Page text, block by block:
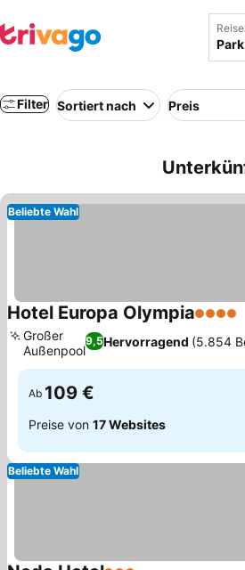
Filter Sortiert nach Preis
Beliebte Wahl
Hotel Europa Olympia4 Sterne
9,5Hervorragend (5.854
Großer
Außenpool
Ab 109 €
Preise von 17 Websites
Beliebte Wahl